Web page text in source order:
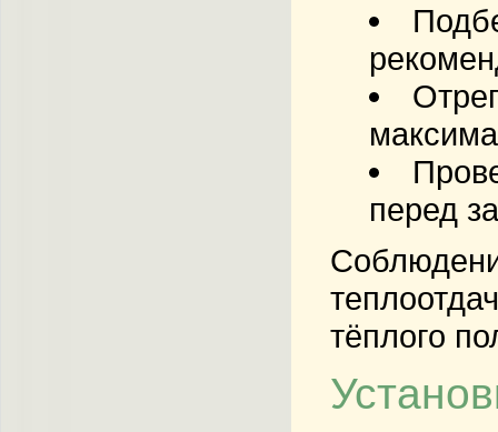
перед
тёплого